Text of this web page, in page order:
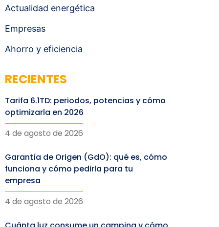
Actualidad energética
Empresas
Ahorro y eficiencia
RECIENTES
Tarifa 6.1TD: periodos, potencias y cómo
optimizarla en 2026
4 de agosto de 2026
Garantía de Origen (GdO): qué es, cómo
funciona y cómo pedirla para tu
empresa
4 de agosto de 2026